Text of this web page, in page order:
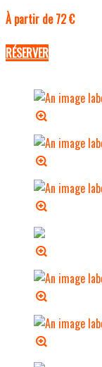
À partir de 72 €
RÉSERVER